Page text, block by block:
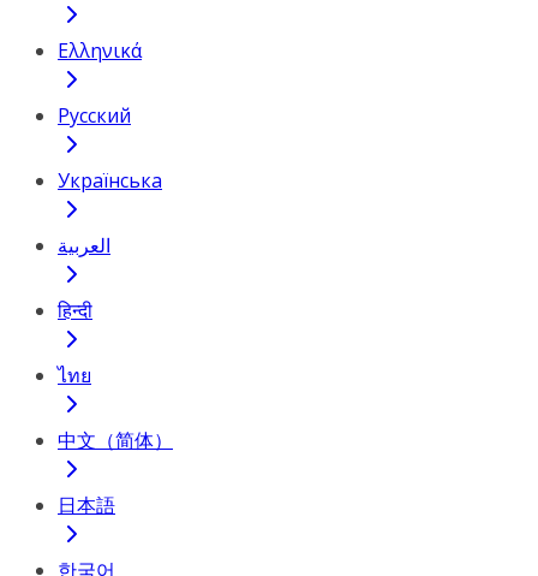
Ελληνικά
Русский
Українська
العربية
हिन्दी
ไทย
中文（简体）
日本語
한국어